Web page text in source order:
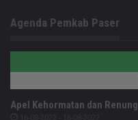
Agenda Pemkab Paser
Apel Kehormatan dan